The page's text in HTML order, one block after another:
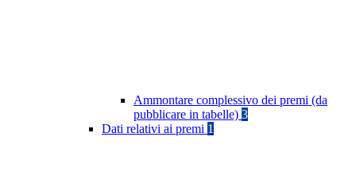
Ammontare complessivo dei premi (da
pubblicare in tabelle) 3
Dati relativi ai premi 1